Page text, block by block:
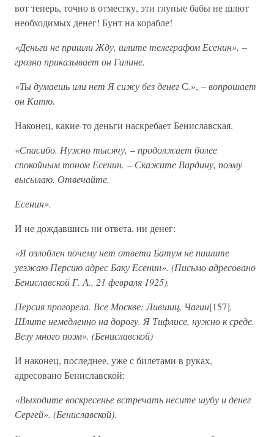
вот теперь, точно в отместку, эти глупые бабы не шлют
необходимых денег! Бунт на корабле!
«Деньги не пришли Жду, шлите телеграфом Есенин», –
грозно приказывает он Галине.
«Ты думаешь или нет Я сижу без денегС.», –вопрошает
он Катю.
Наконец, какие-то деньги наскребает Бениславская.
«Спасибо. Нужно тысячу, –продолжает более
спокойным тоном Есенин. – Скажите Вардину, поэму
высылаю. Отвечайте.
Есенин».
И не дождавшись ни ответа, ни денег:
«Я озлоблен почему нет ответа Батум не пишите
уезжаю Персию адрес Баку Есенин». (Письмо адресовано
Бениславской Г. А., 21 февраля 1925).
Персия прогорела. Все Москве: Лившиц, Чагин[157].
Шлите немедленно на дорогу. Я Тифлисе, нужно к среде.
Везу много поэм». (Бениславской)
И наконец, последнее, уже с билетами в руках,
адресовано Бениславской:
«Выходите воскресенье встречать несите шубу и денег
Сергей». (Бениславской).